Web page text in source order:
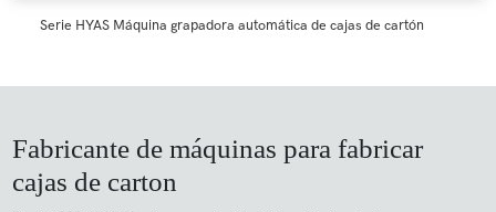
Serie HYAS Máquina grapadora automática de cajas de cartón
Fabricante de máquinas para fabricar
cajas de carton